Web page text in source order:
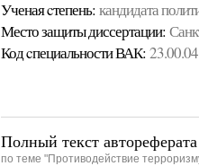
Ученая cтепень: кандидата
Место защиты диссертации:
Код cпециальности ВАК: 23.00.04
Полный текст
по теме "Противодействие